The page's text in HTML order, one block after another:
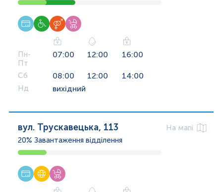
Пн-
Пт
07:00 12:00 16:00
Сб 08:00 12:00 14:00
Нд вихідний
вул. Трускавецька, 113
На мапі
20% Завантаження відділення